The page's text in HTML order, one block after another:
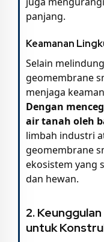
panjang.
Keamanan
Selain
geomembrane
menjaga
Dengan
air tanah oleh
limbah industri
geomembrane
ekosistem yang
dan hewan.
2.
untuk